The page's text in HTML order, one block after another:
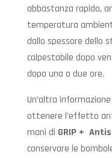
abbastanza rapido,
temperatura
dallo spessore dello
calpestabile dopo
dopo una o due ore.
Un’altra
ottenere l’effetto
mani di GRIP +
conservare le